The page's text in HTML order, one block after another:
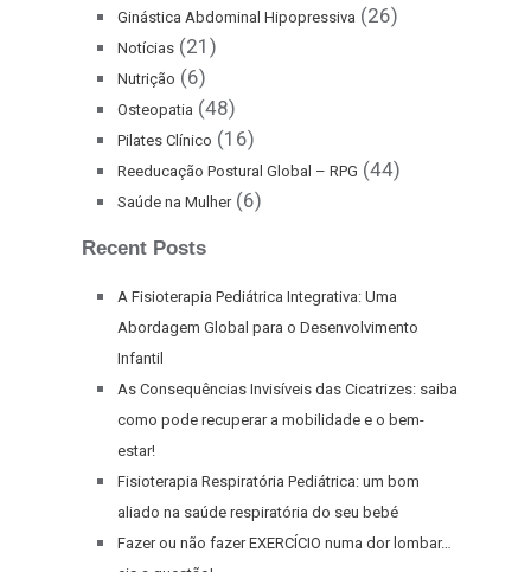
Ginástica Abdominal Hipopressiva (26)
Notícias (21)
Nutrição (6)
Osteopatia (48)
Pilates Clínico (16)
Reeducação Postural Global – RPG (44)
Saúde na Mulher(6)
Recent Posts
A Fisioterapia Pediátrica Integrativa: Uma
Abordagem Global para o Desenvolvimento
Infantil
As Consequências Invisíveis das Cicatrizes: saiba
como pode recuperar a mobilidade e o bem-
estar!
Fisioterapia Respiratória Pediátrica: um bom
aliado na saúde respiratória do seu bebé
Fazer ou não fazer EXERCÍCIO numa dor lombar…